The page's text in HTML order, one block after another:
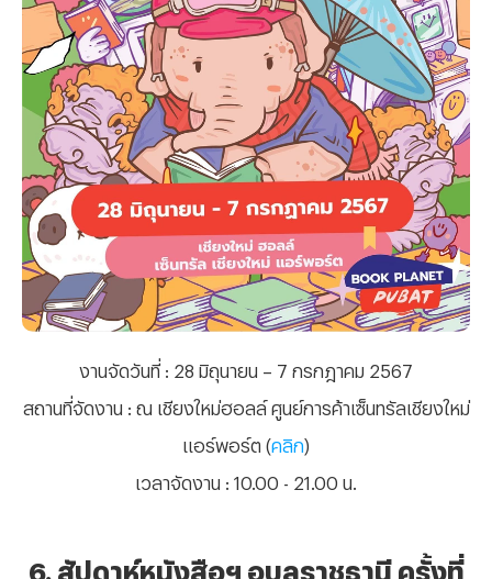
งานจัดวันที่ : 28 มิถุนายน – 7 กรกฎาคม 2567
สถานที่จัดงาน : ณ เชียงใหม่ฮอลล์ ศูนย์การค้าเซ็นทรัลเชียงใหม่
แอร์พอร์ต (คลิก)
เวลาจัดงาน : 10.00 - 21.00 น.
6. สัปดาห์หนังสือฯ อุบลราชธานี ครั้งที่